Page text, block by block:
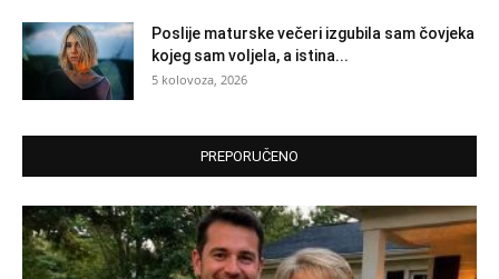
Poslije maturske večeri izgubila sam čovjeka
kojeg sam voljela, a istina...
5 kolovoza, 2026
PREPORUČENO